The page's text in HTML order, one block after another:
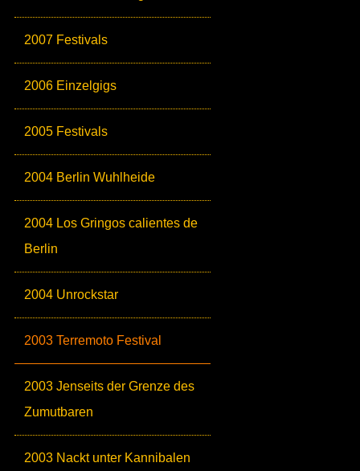
2007 Festivals
2006 Einzelgigs
2005 Festivals
2004 Berlin Wuhlheide
2004 Los Gringos calientes de
Berlin
2004 Unrockstar
2003 Terremoto Festival
2003 Jenseits der Grenze des
Zumutbaren
2003 Nackt unter Kannibalen